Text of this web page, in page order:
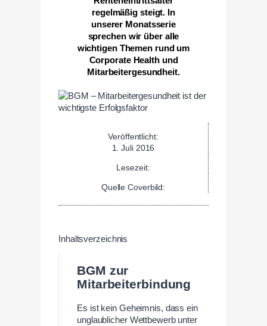
regelmäßig steigt. In
unserer Monatsserie
sprechen wir über alle
wichtigen Themen rund um
Corporate Health und
Mitarbeitergesundheit.
Veröffentlicht:
1. Juli 2016
Lesezeit:
Quelle Coverbild:
Inhaltsverzeichnis
BGM zur
Mitarbeiterbindung
Es ist kein Geheimnis, dass ein
unglaublicher Wettbewerb unter